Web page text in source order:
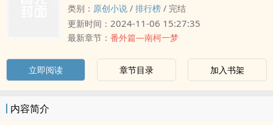
类别： 原创小说 / 排行榜 / 完结
更新时间： 2024-11-06 15:27:35
最新章节： 番外篇—南柯一梦
立即阅读 章节目录 加入书架
内容简介